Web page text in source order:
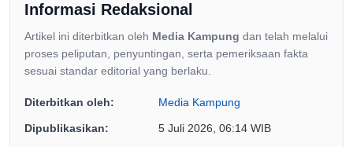
Informasi Redaksional
Artikel ini diterbitkan oleh Media Kampung dan telah melalui
proses peliputan, penyuntingan, serta pemeriksaan fakta
sesuai standar editorial yang berlaku.
Diterbitkan oleh: Media Kampung
Dipublikasikan: 5 Juli 2026, 06:14 WIB